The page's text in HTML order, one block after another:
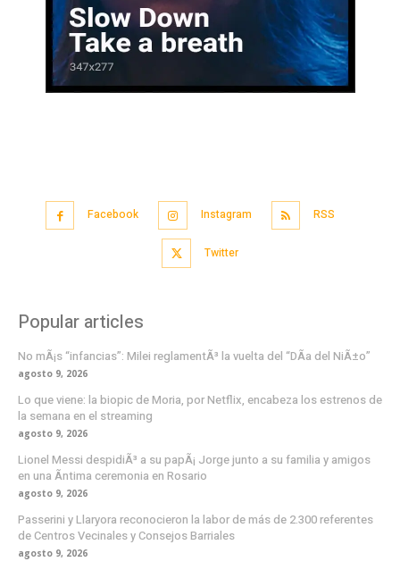
Facebook Instagram RSS
Twitter
Popular articles
No mÃ¡s “infancias”: Milei reglamentÃ³ la vuelta del “DÃ­a del NiÃ±o”
agosto 9, 2026
Lo que viene: la biopic de Moria, por Netflix, encabeza los estrenos de
la semana en el streaming
agosto 9, 2026
Lionel Messi despidiÃ³ a su papÃ¡ Jorge junto a su familia y amigos
en una Ã­ntima ceremonia en Rosario
agosto 9, 2026
Passerini y Llaryora reconocieron la labor de más de 2.300 referentes
de Centros Vecinales y Consejos Barriales
agosto 9, 2026